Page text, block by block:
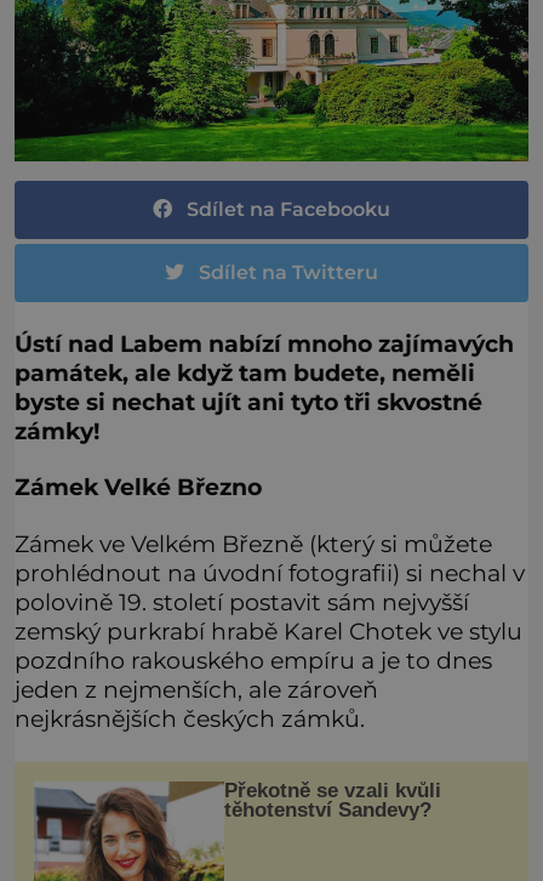
Sdílet na Facebooku
Sdílet na Twitteru
Ústí nad Labem nabízí mnoho zajímavých
památek, ale když tam budete, neměli
byste si nechat ujít ani tyto tři skvostné
zámky!
Zámek Velké Březno
Zámek ve Velkém Březně (který si můžete
prohlédnout na úvodní fotografii) si nechal v
polovině 19. století postavit sám nejvyšší
zemský purkrabí hrabě Karel Chotek ve stylu
pozdního rakouského empíru a je to dnes
jeden z nejmenších, ale zároveň
nejkrásnějších českých zámků.
Překotně se vzali kvůli
těhotenství Sandevy?